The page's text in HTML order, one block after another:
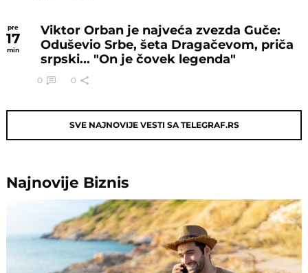
pre
17
min
Viktor Orban je najveća zvezda Guče:
Oduševio Srbe, šeta Dragačevom, priča
srpski... "On je čovek legenda"
0 0
SVE NAJNOVIJE VESTI SA TELEGRAF.RS
Najnovije Biznis